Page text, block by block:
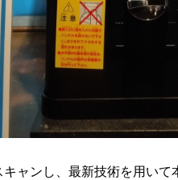
ャンし、最新技術を用いて